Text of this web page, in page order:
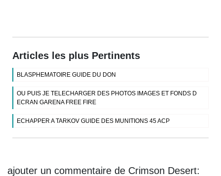
Articles les plus Pertinents
BLASPHEMATOIRE GUIDE DU DON
OU PUIS JE TELECHARGER DES PHOTOS IMAGES ET FONDS D
ECRAN GARENA FREE FIRE
ECHAPPER A TARKOV GUIDE DES MUNITIONS 45 ACP
ajouter un commentaire de Crimson Desert: